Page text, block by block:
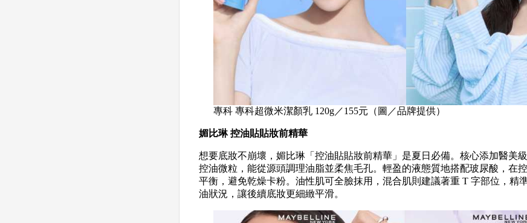
專科 專科超微米潔顏乳 120g／155元（圖／品牌提供）
媚比琳 控油貼貼妝前精華
想要底妝不崩壞，媚比琳「控油貼貼妝前精華」是夏日必備。核心添加醫美
控油微粒，能從源頭調理油脂並柔焦毛孔。輕盈的液態質地搭配玻尿酸，在
平衡，避免乾燥卡粉。油性肌可全臉抹用，混合肌則建議著重 T 字部位，精
油狀況，讓後續底妝更細緻平滑。